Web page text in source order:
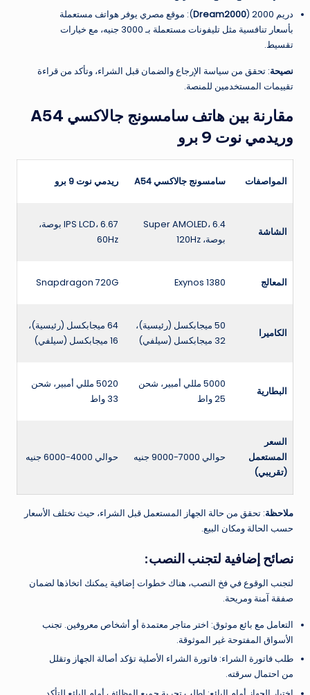
دريم 2000 (
Dream2000): موقع مصري يوفر هواتف مستعملة
بأسعار تنافسية مثل تليفونات مستعملة بـ 3000 جنيه، مع خيارات
تقسيط.
نصيحة: تحقق من سياسة الإرجاع والضمان قبل الشراء، وتأكد من قراءة
تقييمات المستخدمين للمنصة.
مقارنة بين هاتف سامسونج جالاكسي A54
وريدمي نوت 9 برو
المواصفات سامسونج جالاكسي A54 ريدمي نوت 9 برو
الشاشة
Super AMOLED، 6.4
بوصة، 120Hz
IPS LCD، 6.67 بوصة،
60Hz
المعالج Exynos 1380
Snapdragon 720G
الكاميرا
50 ميجابكسل (رئيسية)،
32 ميجابكسل (سيلفي)
64 ميجابكسل (رئيسية)،
16 ميجابكسل (سيلفي)
البطارية
5000 مللي أمبير، شحن
25 واط
5020 مللي أمبير، شحن
33 واط
السعر
المستعمل
(تقريبي)
حوالي 7000-9000 جنيه حوالي 4000-6000 جنيه
ملاحظة: تحقق من حالة الجهاز المستعمل قبل الشراء، حيث تختلف الأسعار
حسب الحالة ومكان البيع.
نصائح إضافية لتجنب النصب:
لتجنب الوقوع في فخ النصب، هناك خطوات إضافية يمكنك اتخاذها لضمان
صفقة آمنة ومريحة.
التعامل مع بائع موثوق: اختر متاجر معتمدة أو أشخاص معروفين. تجنب
الأسواق المفتوحة غير الموثوقة.
طلب فاتورة الشراء: فاتورة الشراء الأصلية تؤكد أصالة الجهاز وتقلل
من احتمال سرقته.